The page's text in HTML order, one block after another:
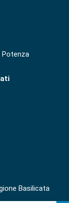
Potenza
Basilicata